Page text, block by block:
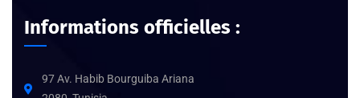
Informations officielles :
97 Av. Habib Bourguiba Ariana